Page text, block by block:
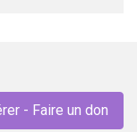
- Faire un don